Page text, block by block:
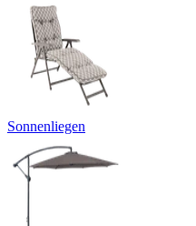
Sonnenliegen